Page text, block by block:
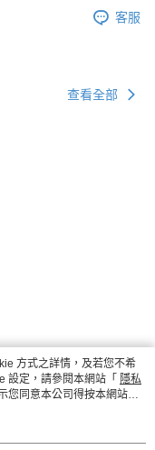
客服
查看全部
方式之詳情，及若您不希
設定，請參閱本網站「 隱私
您同意本公司得按本網站使